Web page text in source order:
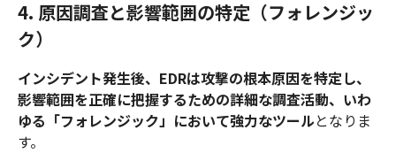
4. 原因調査と影響範囲の特定（フォレンジッ
ク）
インシデント発生後、EDRは攻撃の根本原因を特定し、
影響範囲を正確に把握するための詳細な調査活動、いわ
ゆる「フォレンジック」において強力なツールとなりま
す。